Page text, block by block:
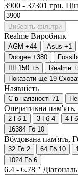
3900 - 37301 грн.
Виберіть фільтри
Realme Виробник
AGM +44 Asus +1
Doogee +380
IIIF150 +5 Realme
Показати ще 19
Наявність
Є в наявності 71
Оперативна пам'ять,
2 Гб 1 3 Гб 4 4 Гб
16384 Гб 10
Вбудована пам'ять,
32 Гб 2 64 Гб 10
1024 Гб 6
6.4 - 6.78 ″